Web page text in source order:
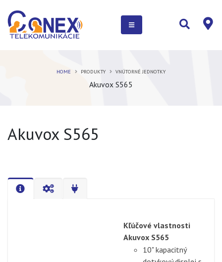
Akuvox S565
HOME PRODUKTY VNÚTORNÉ JEDNOTKY
Akuvox S565
Kľúčové vlastnosti
Akuvox S565
10" kapacitný